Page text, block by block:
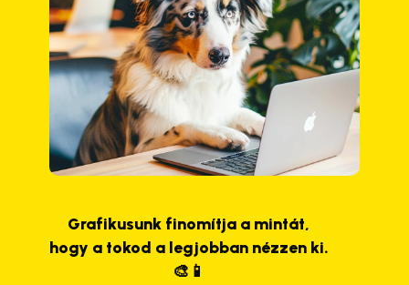
Grafikusunk finomítja a mintát,
hogy a tokod a legjobban nézzen ki.
🎨📱